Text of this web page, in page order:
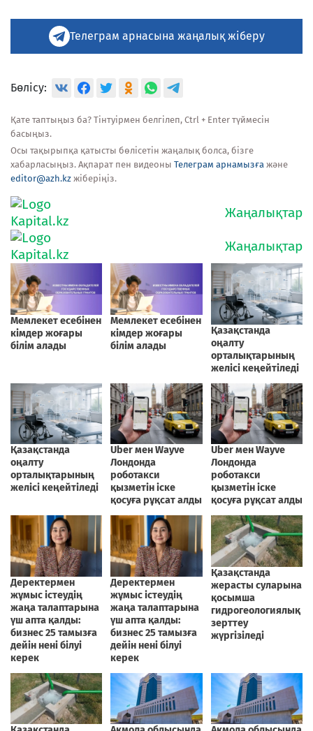
Телеграм арнасына жаңалық жіберу
Бөлісу:
Қате таптыңыз ба? Тінтуірмен белгілеп, Ctrl + Enter түймесін
басыңыз.
Осы тақырыпқа қатысты бөлісетін жаңалық болса, бізге
хабарласыңыз. Ақпарат пен видеоны Телеграм арнамызға және
editor@azh.kz жіберіңіз.